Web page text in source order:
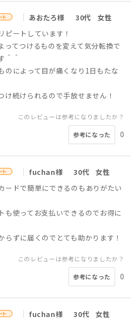
あおたろ様 30代
女性
ピートしています！
ってつけるものを変えて気分転換で
＾＾
のによって目が痛くなり1日もたな
け続けられるので手放せません！
このレビューは参考になりましたか？
参考になった 0
fuchan様 30代
女性
ードで簡単にできるのもありがたい
も使ってお支払いできるのでお得に
らずに届くのでとても助かります！
このレビューは参考になりましたか？
参考になった 0
fuchan様 30代
女性